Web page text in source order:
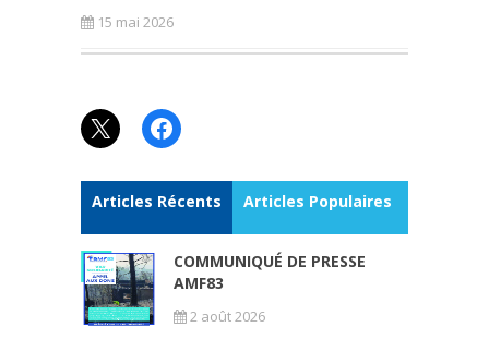
15 mai 2026
X Facebook
Articles Récents Articles Populaires
COMMUNIQUÉ DE PRESSE
AMF83
2 août 2026